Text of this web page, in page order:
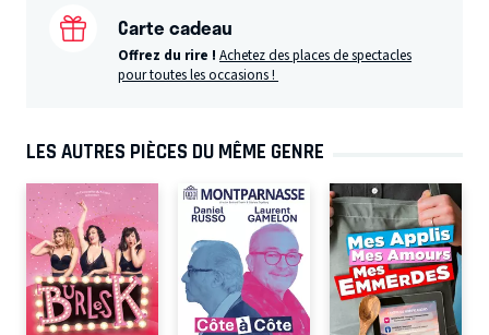
Carte cadeau
Offrez du rire ! Achetez des places de spectacles
pour toutes les occasions !
LES AUTRES PIÈCES DU MÊME GENRE